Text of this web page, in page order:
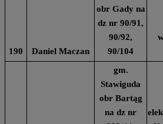
190 Daniel Maczan
obr Gady na
dz nr 90/91,
90/92,
90/104
gm.
Stawiguda
obr Bartąg
na dz nr